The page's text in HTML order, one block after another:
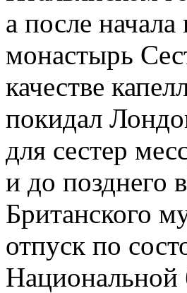
а после
монастырь
качестве
покидал
для сестер
и до позднего
Британского
отпуск по